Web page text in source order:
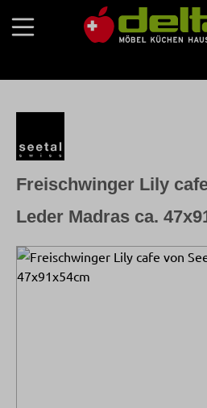
Zum Hauptinhalt springen
Bildergalerie überspringen
Freischwinger Lily
Leder Madras ca.